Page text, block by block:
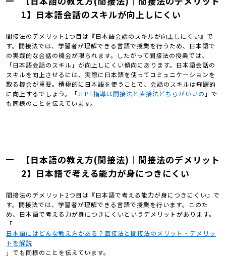
1】日本語会話のスキルが向上しにくい
間接法のデメリット1つ目は『日本語会話のスキルが向上しにくい』で
す。間接法では、学習者が理解できる言語で授業を行うため、日本語で
の実践的な会話の機会が限られます。したがって間接法の授業では、
「日本語会話のスキル」が向上しにくい傾向にあります。日本語会話の
スキルを向上させるには、実際に日本語を使ってコミュニケーションを
取る機会が重要。積極的に日本語を使うことで、会話のスキルは飛躍的
に向上するでしょう。「JLPT指導は間接法と直接法どちらがいいの 」で
も同様のことを伝えています。
【日本語の教え方(間接法)｜間接法のデメリット
2】日本語で考える能力が身につきにくい
間接法のデメリット2つ目は『日本語で考える能力が身につきにくい』で
す。間接法では、学習者が理解できる言語で授業を行います。このた
め、日本語で考える力が身につきにくいというデメリットがあります。
「
日本語にはどんな教え方がある？直接法と間接法のメリット・デメリッ
トを解説
」でも同様のことを伝えています。